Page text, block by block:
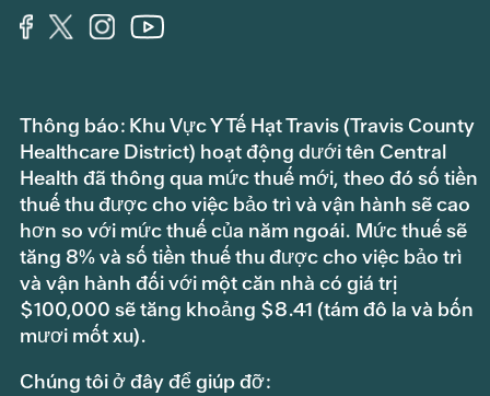
Thông báo: Khu Vực Y Tế Hạt Travis (Travis County
Healthcare District) hoạt động dưới tên Central
Health đã thông qua mức thuế mới, theo đó số tiền
thuế thu được cho việc bảo trì và vận hành sẽ cao
hơn so với mức thuế của năm ngoái. Mức thuế sẽ
tăng 8% và số tiền thuế thu được cho việc bảo trì
và vận hành đối với một căn nhà có giá trị
$100,000 sẽ tăng khoảng $8.41 (tám đô la và bốn
mươi mốt xu).
Chúng tôi ở đây để giúp đỡ: